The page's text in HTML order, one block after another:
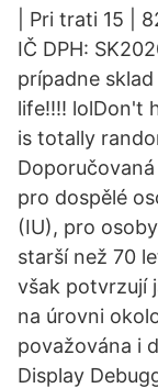
| Pri trati 15 |
IČ DPH:
prípadne
life!!!! lolDon't
is totally
pro dospělé
(IU), pro
starší než 70
však potvrzují
na úrovni
považována i
Display